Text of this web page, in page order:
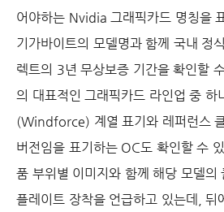
어야하는 Nvidia 그래픽카드 명칭을
기가바이트의 모델명과 함께 국내 정
렉트의 3년 무상보증 기간을 확인할
의 대표적인 그래픽카드 라인업 중 하
(Windforce) 계열 표기와 레퍼런스
버전임을 표기하는 OC도 확인할 수
품 부위별 이미지와 함께 해당 모델의
플레이트 장착을 언급하고 있는데, 뒤